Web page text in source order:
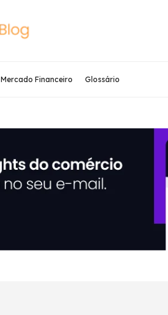
Mercado Financeiro Glossário